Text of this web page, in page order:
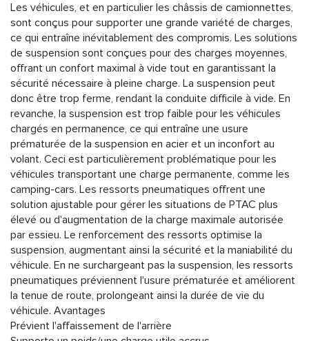
Les véhicules, et en particulier les châssis de camionnettes,
sont conçus pour supporter une grande variété de charges,
ce qui entraîne inévitablement des compromis. Les solutions
de suspension sont conçues pour des charges moyennes,
offrant un confort maximal à vide tout en garantissant la
sécurité nécessaire à pleine charge. La suspension peut
donc être trop ferme, rendant la conduite difficile à vide. En
revanche, la suspension est trop faible pour les véhicules
chargés en permanence, ce qui entraîne une usure
prématurée de la suspension en acier et un inconfort au
volant. Ceci est particulièrement problématique pour les
véhicules transportant une charge permanente, comme les
camping-cars. Les ressorts pneumatiques offrent une
solution ajustable pour gérer les situations de PTAC plus
élevé ou d'augmentation de la charge maximale autorisée
par essieu. Le renforcement des ressorts optimise la
suspension, augmentant ainsi la sécurité et la maniabilité du
véhicule. En ne surchargeant pas la suspension, les ressorts
pneumatiques préviennent l'usure prématurée et améliorent
la tenue de route, prolongeant ainsi la durée de vie du
véhicule. Avantages
Prévient l'affaissement de l'arrière